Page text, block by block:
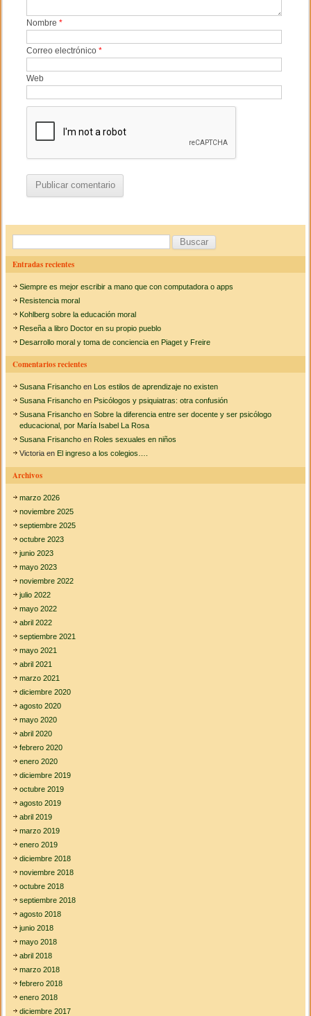
Nombre*
Correo electrónico*
Web
u
c
a
Entradas recientes
Siempre es mejor escribir a mano que con computadora o apps
Resistencia moral
Kohlberg sobre la educación moral
Reseña a libro Doctor en su propio pueblo
Desarrollo moral y toma de conciencia en Piaget y Freire
Comentarios recientes
Susana Frisancho enLos estilos de aprendizaje no existen
Susana Frisancho enPsicólogos y psiquiatras: otra confusión
Susana Frisancho enSobre la diferencia entre ser docente y ser psicólogo
educacional, por María Isabel La Rosa
Susana Frisancho enRoles sexuales en niños
Victoria enEl ingreso a los colegios….
Archivos
marzo 2026
noviembre 2025
septiembre 2025
octubre 2023
junio 2023
mayo 2023
noviembre 2022
julio 2022
mayo 2022
abril 2022
septiembre 2021
mayo 2021
abril 2021
marzo 2021
diciembre 2020
agosto 2020
mayo 2020
abril 2020
febrero 2020
enero 2020
diciembre 2019
octubre 2019
agosto 2019
abril 2019
marzo 2019
enero 2019
diciembre 2018
noviembre 2018
octubre 2018
septiembre 2018
agosto 2018
junio 2018
mayo 2018
abril 2018
marzo 2018
febrero 2018
enero 2018
diciembre 2017